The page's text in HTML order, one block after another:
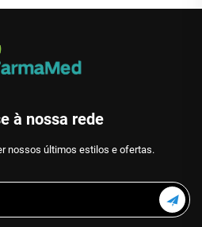
à nossa rede
nossos últimos estilos e ofertas.